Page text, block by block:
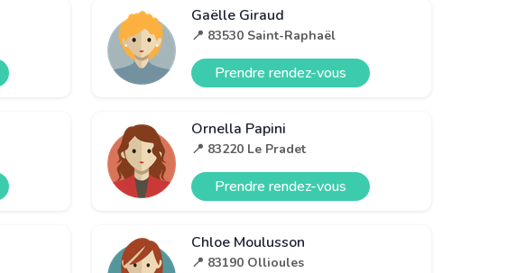
Gaëlle Giraud
📍 83530 Saint-Raphaël
Prendre rendez-vous
Ornella Papini
📍 83220 Le Pradet
Prendre rendez-vous
Chloe Moulusson
📍 83190 Ollioules